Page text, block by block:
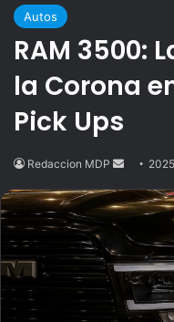
Autos
RAM 3500:
la Corona
Pick Ups
Redaccion MDP
Send
email